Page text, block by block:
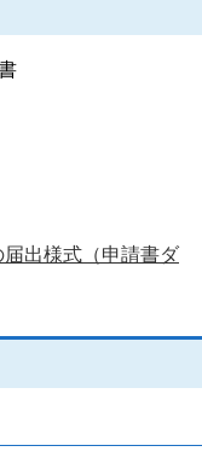
出様式（申請書ダ